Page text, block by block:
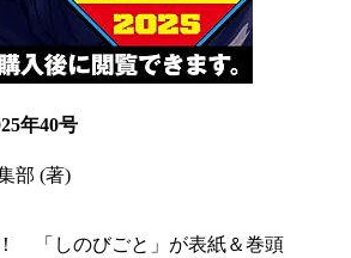
年40号
部 (著)
「しのびごと」が表紙＆巻頭